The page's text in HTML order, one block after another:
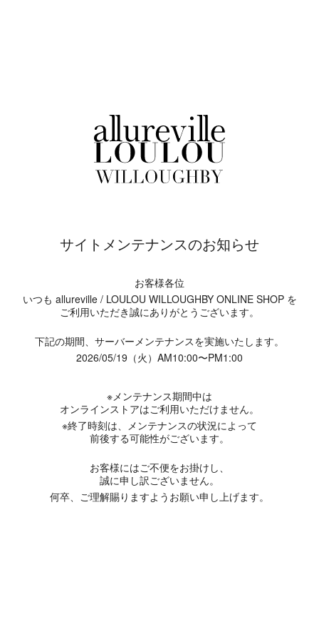
サイトメンテナンスのお知らせ
お客様各位
いつも allureville / LOULOU WILLOUGHBY ONLINE SHOP を
ご利用いただき誠にありがとうございます。
下記の期間、サーバーメンテナンスを実施いたします。
2026/05/19（火）AM10:00〜PM1:00
※メンテナンス期間中は
オンラインストアはご利用いただけません。
※終了時刻は、メンテナンスの状況によって
前後する可能性がございます。
お客様にはご不便をお掛けし、
誠に申し訳ございません。
何卒、ご理解賜りますようお願い申し上げます。